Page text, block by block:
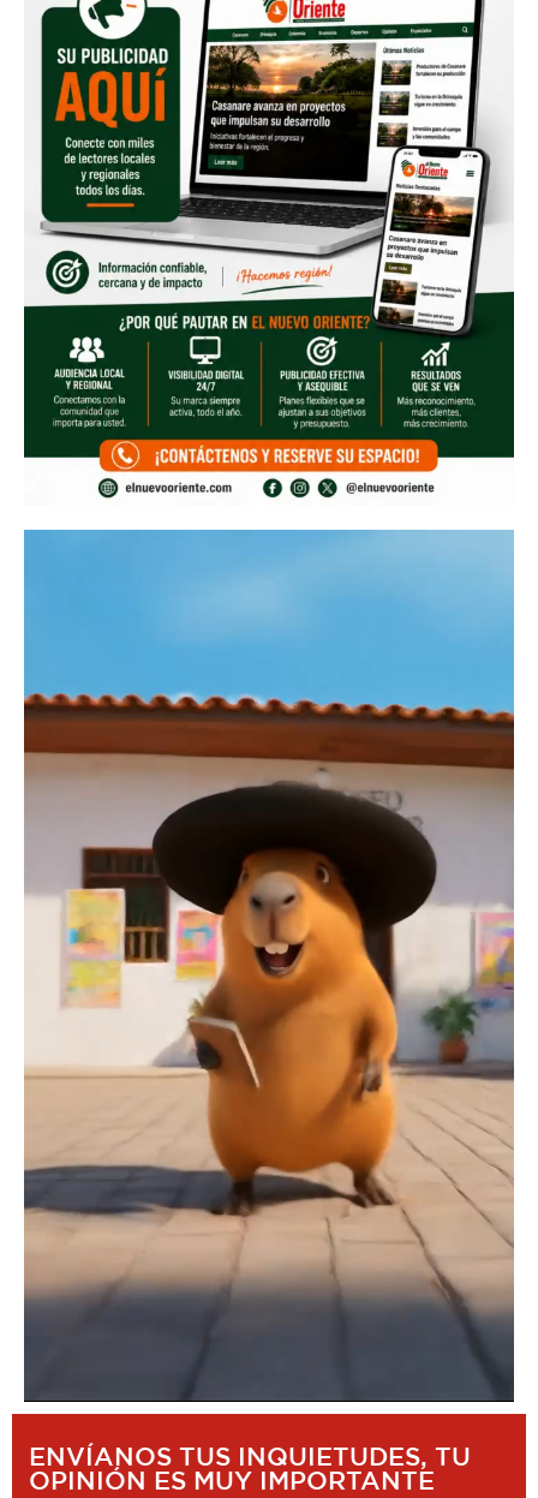
ENVÍANOS TUS INQUIETUDES, TU
OPINIÓN ES MUY IMPORTANTE